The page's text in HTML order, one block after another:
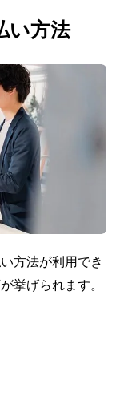
い方法
方法が利用でき
挙げられます。